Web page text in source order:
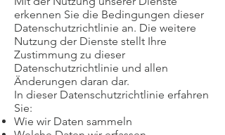
erkennen Sie die Bedingungen dieser
Datenschutzrichtlinie an. Die weitere
Nutzung der Dienste stellt Ihre
Zustimmung zu dieser
Datenschutzrichtlinie und allen
Änderungen daran dar.
In dieser Datenschutzrichtlinie erfahren
Sie:
Wie wir Daten sammeln